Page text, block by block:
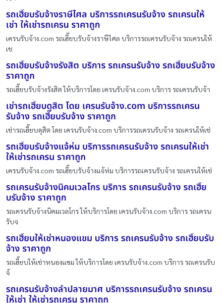
รถเฮี๊ยบรับจ้างราษีไศล บริการรถเครนรับจ้าง รถเครนให้
เช่า ให้เช่ารถเครน ราคาถูก
เครนรับจ้าง.com รถเฮี๊ยบรับจ้างราษีไศล บริการรถเครนรับจ้าง รถเครนให้
เช
รถเฮี๊ยบรับจ้างรังสิต บริการ รถเครนรับจ้าง รถเฮี๊ยบรับจ้าง
ราคาถูก
รถเฮี๊ยบรับจ้างรังสิต ให้บริการโดย เครนรับจ้าง.com บริการ รถเครนรับจ้า
เช่ารถเฮี๊ยบดุสิต โดย เครนรับจ้าง.com บริการรถเครน
รับจ้าง รถเฮี๊ยบรับจ้าง ราคาถูก
เช่ารถเฮี๊ยบดุสิต โดย เครนรับจ้าง.com บริการรถเครนรับจ้าง รถเครนให้เช่
รถเฮี๊ยบรับจ้างแจ้ห่ม บริการรถเครนรับจ้าง รถเครนให้เช่า
ให้เช่ารถเครน ราคาถูก
เครนรับจ้าง.com รถเฮี๊ยบรับจ้างแจ้ห่ม บริการรถเครนรับจ้าง รถเครนให้เช่
รถเครนรับจ้างนิคมเวลโกร บริการ รถเครนรับจ้าง รถเฮี๊ย
บรับจ้าง ราคาถูก
รถเครนรับจ้างนิคมเวลโกร ให้บริการโดย เครนรับจ้าง.com บริการ รถเครน
รับจ
รถเฮี๊ยบให้เช่าหนองแขม บริการ รถเครนรับจ้าง รถเฮี๊ยบรับ
จ้าง ราคาถูก
รถเฮี๊ยบให้เช่าหนองแขม ให้บริการโดย เครนรับจ้าง.com บริการ รถเครนรับ
จ้
รถเครนรับจ้างลำปลายมาศ บริการรถเครนรับจ้าง รถเครน
ให้เช่า ให้เช่ารถเครน ราคาถูก